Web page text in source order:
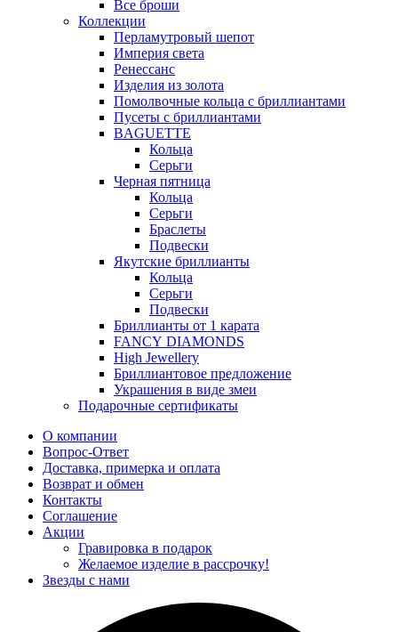
Все броши
Коллекции
Перламутровый шепот
Империя света
Ренессанс
Изделия из золота
Помолвочные кольца с бриллиантами
Пусеты с бриллиантами
BAGUETTE
Кольца
Серьги
Черная пятница
Кольца
Серьги
Браслеты
Подвески
Якутские бриллианты
Кольца
Серьги
Подвески
Бриллианты от 1 карата
FANCY DIAMONDS
High Jewellery
Бриллиантовое предложение
Украшения в виде змеи
Подарочные сертификаты
О компании
Вопрос-Ответ
Доставка, примерка и оплата
Возврат и обмен
Контакты
Соглашение
Акции
Гравировка в подарок
Желаемое изделие в рассрочку!
Звезды с нами